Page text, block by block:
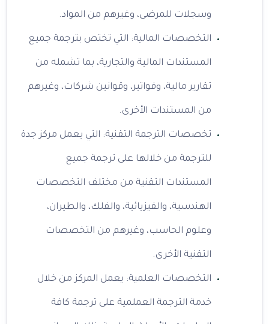
وسجلات للمرضى، وغيرهم من المواد.
التخصصات المالية: التي تختص بترجمة جميع
المستندات المالية والتجارية، بما تشمله من
تقارير مالية، وفواتير، وقوانين شركات، وغيرهم
من المستندات الأخرى.
تخصصات الترجمة التقنية: التي يعمل مركز جدة
للترجمة من خلالها على ترجمة جميع
المستندات التقنية من مختلف التخصصات
الهندسية، والفيزيائية، والفلك، والطيران،
وعلوم الحاسب، وغيرهم من التخصصات
التقنية الأخرى.
التخصصات العلمية: يعمل المركز من خلال
خدمة الترجمة العملمية على ترجمة كافة